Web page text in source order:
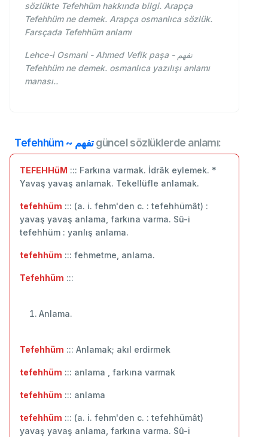
sözlükte Tefehhüm hakkında bilgi. Arapça
Tefehhüm ne demek. Arapça osmanlıca sözlük.
Farsçada Tefehhüm anlamı
Lehce-i Osmani - Ahmed Vefik paşa - تفهم
Tefehhüm ne demek. osmanlıca yazılışı anlamı
manası..
Tefehhüm ~ تفهمgüncel sözlüklerde anlamı:
TEFEHHüM ::: Farkına varmak. İdrâk eylemek. *
Yavaş yavaş anlamak. Tekellüfle anlamak.
tefehhüm ::: (a. i. fehm'den c. : tefehhümât) :
yavaş yavaş anlama, farkına varma. Sû-i
tefehhüm : yanlış anlama.
tefehhüm ::: fehmetme, anlama.
Tefehhüm :::
Anlama.
Tefehhüm ::: Anlamak; akıl erdirmek
tefehhüm ::: anlama , farkına varmak
tefehhüm ::: ‬anlama
tefehhüm ::: (a. i. fehm'den c. : tefehhümât)
yavaş yavaş anlama, farkına varma. Sû-i